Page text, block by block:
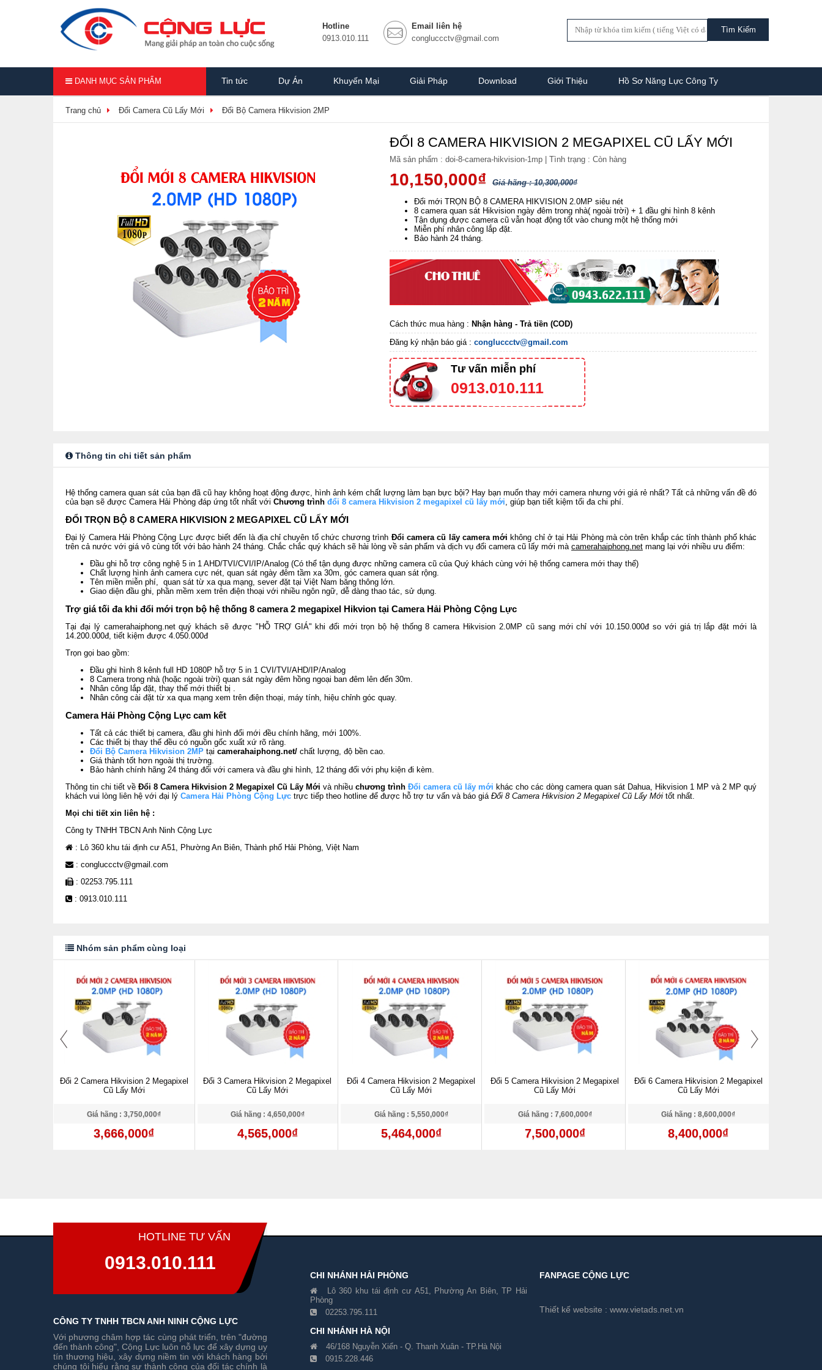
Hotline
0913.010.111
Email liên hệ
congluccctv@gmail.com
DANH MỤC SẢN PHẨM Tin tức Dự Án Khuyến Mại Giải Pháp Download Giới Thiệu Hồ Sơ Năng Lực Công Ty
Trang chủ Đổi Camera Cũ Lấy Mới Đổi Bộ Camera Hikvision 2MP
ĐỔI 8 CAMERA HIKVISION 2 MEGAPIXEL CŨ LẤY MỚI
Mã sản phẩm : doi-8-camera-hikvision-1mp | Tình trạng : Còn hàng
10,150,000₫ Giá hãng : 10,300,000₫
Đổi mới TRỌN BỘ 8 CAMERA HIKVISION 2.0MP siêu nét
8 camera quan sát Hikvision ngày đêm trong nhà( ngoài trời) + 1 đầu ghi hình 8 kênh
Tận dụng được camera cũ vẫn hoạt động tốt vào chung một hệ thống mới
Miễn phí nhân công lắp đặt.
Bảo hành 24 tháng.
Cách thức mua hàng : Nhận hàng - Trả tiền (COD)
Đăng ký nhận báo giá : congluccctv@gmail.com
Tư vấn miễn phí
0913.010.111
Thông tin chi tiết sản phẩm
Hệ thống camera quan sát của bạn đã cũ hay không hoạt động được, hình ảnh kém chất lượng làm bạn bực bội? Hay bạn muốn thay mới camera nhưng với giá rẻ nhất? Tất cả những vấn đề đó
của bạn sẽ được Camera Hải Phòng đáp ứng tốt nhất với Chương trình đổi 8 camera Hikvision 2 megapixel cũ lấy mới, giúp bạn tiết kiệm tối đa chi phí.
ĐỔI TRỌN BỘ 8 CAMERA HIKVISION 2 MEGAPIXEL CŨ LẤY MỚI
Đại lý Camera Hải Phòng Cộng Lực được biết đến là địa chỉ chuyên tổ chức chương trình Đổi camera cũ lấy camera mới không chỉ ở tại Hải Phòng mà còn trên khắp các tỉnh thành phố khác
trên cả nước với giá vô cùng tốt với bảo hành 24 tháng. Chắc chắc quý khách sẽ hài lòng về sản phẩm và dịch vụ đổi camera cũ lấy mới mà camerahaiphong.net mang lại với nhiều ưu điểm:
Đầu ghi hỗ trợ công nghệ 5 in 1 AHD/TVI/CVI/IP/Analog (Có thể tận dụng được những camera cũ của Quý khách cùng với hệ thống camera mới thay thế)
Chất lượng hình ảnh camera cực nét, quan sát ngày đêm tầm xa 30m, góc camera quan sát rộng.
Tên miền miễn phí, quan sát từ xa qua mạng, sever đặt tại Việt Nam băng thông lớn.
Giao diện đầu ghi, phần mềm xem trên điện thoại với nhiều ngôn ngữ, dễ dàng thao tác, sử dụng.
Trợ giá tối đa khi đổi mới trọn bộ hệ thống 8 camera 2 megapixel Hikvion tại Camera Hải Phòng Cộng Lực
Tại đại lý camerahaiphong.net quý khách sẽ được "HỖ TRỢ GIÁ" khi đổi mới trọn bộ hệ thống 8 camera Hikvision 2.0MP cũ sang mới chỉ với 10.150.000đ so với giá trị lắp đặt mới là
14.200.000đ, tiết kiệm được 4.050.000đ
Trọn gọi bao gồm:
Đầu ghi hình 8 kênh full HD 1080P hỗ trợ 5 in 1 CVI/TVI/AHD/IP/Analog
8 Camera trong nhà (hoặc ngoài trời) quan sát ngày đêm hồng ngoại ban đêm lên đến 30m.
Nhân công lắp đặt, thay thế mới thiết bị .
Nhân công cài đặt từ xa qua mạng xem trên điện thoại, máy tính, hiệu chỉnh góc quay.
Camera Hải Phòng Cộng Lực cam kết
Tất cả các thiết bị camera, đầu ghi hình đổi mới đều chính hãng, mới 100%.
Các thiết bị thay thế đều có nguồn gốc xuất xứ rõ ràng.
Đổi Bộ Camera Hikvision 2MP tại camerahaiphong.net/ chất lượng, độ bền cao.
Giá thành tốt hơn ngoài thị trường.
Bảo hành chính hãng 24 tháng đối với camera và đầu ghi hình, 12 tháng đối với phụ kiện đi kèm.
Thông tin chi tiết về Đổi 8 Camera Hikvision 2 Megapixel Cũ Lấy Mới và nhiều chương trình Đổi camera cũ lấy mới khác cho các dòng camera quan sát Dahua, Hikvision 1 MP và 2 MP quý
khách vui lòng liên hệ với đại lý Camera Hải Phòng Cộng Lực trực tiếp theo hotline để được hỗ trợ tư vấn và báo giáĐổi 8 Camera Hikvision 2 Megapixel Cũ Lấy Mới tốt nhất.
Mọi chi tiết xin liên hệ :
Công ty TNHH TBCN Anh Ninh Cộng Lực
: Lô 360 khu tái định cư A51, Phường An Biên, Thành phố Hải Phòng, Việt Nam
: congluccctv@gmail.com
: 02253.795.111
: 0913.010.111
Nhóm sản phẩm cùng loại
Đổi 2 Camera Hikvision 2 Megapixel
Cũ Lấy Mới
Giá hãng : 3,750,000₫
3,666,000₫
Đổi 3 Camera Hikvision 2 Megapixel
Cũ Lấy Mới
Giá hãng : 4,650,000₫
4,565,000₫
Đổi 4 Camera Hikvision 2 Megapixel
Cũ Lấy Mới
Giá hãng : 5,550,000₫
5,464,000₫
Đổi 5 Camera Hikvision 2 Megapixel
Cũ Lấy Mới
Giá hãng : 7,600,000₫
7,500,000₫
Đổi 6 Camera Hikvision 2 Megapixel
Cũ Lấy Mới
Giá hãng : 8,600,000₫
8,400,000₫
HOTLINE TƯ VẤN
0913.010.111
CÔNG TY TNHH TBCN ANH NINH CỘNG LỰC
Với phương châm hợp tác cùng phát triển, trên "đường
đến thành công", Cộng Lực luôn nỗ lực để xây dựng uy
tín thương hiệu, xây dựng niềm tin với khách hàng bởi
chúng tôi hiểu rằng sự thành công của đối tác chính là
CHI NHÁNH HẢI PHÒNG
Lô 360 khu tái định cư A51, Phường An Biên, TP Hải
Phòng
02253.795.111
CHI NHÁNH HÀ NỘI
46/168 Nguyễn Xiển - Q. Thanh Xuân - TP.Hà Nội
0915.228.446
FANPAGE CỘNG LỰC
Thiết kế website : www.vietads.net.vn